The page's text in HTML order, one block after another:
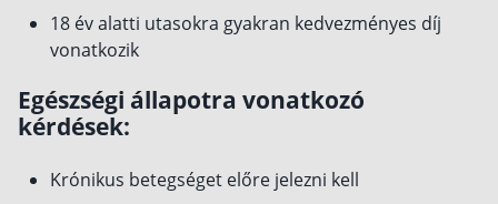
18 év alatti utasokra gyakran kedvezményes díj
vonatkozik
Egészségi állapotra vonatkozó
kérdések:
Krónikus betegséget előre jelezni kell